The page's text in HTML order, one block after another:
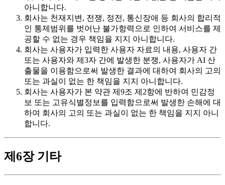
아니합니다.
회사는 천재지변, 전쟁, 정전, 통신장애 등 회사의 합리적
인 통제범위를 벗어난 불가항력으로 인하여 서비스를 제
공할 수 없는 경우 책임을 지지 아니합니다.
회사는 사용자가 입력한 사용자 자료의 내용, 사용자 간
또는 사용자와 제3자 간에 발생한 분쟁, 사용자가 AI 산
출물을 이용함으로써 발생한 결과에 대하여 회사의 고의
또는 과실이 없는 한 책임을 지지 아니합니다.
회사는 사용자가 본 약관 제9조 제2항에 반하여 민감정
보 또는 고유식별정보를 입력함으로써 발생한 손해에 대
하여 회사의 고의 또는 과실이 없는 한 책임을 지지 아니
합니다.
제6장 기타